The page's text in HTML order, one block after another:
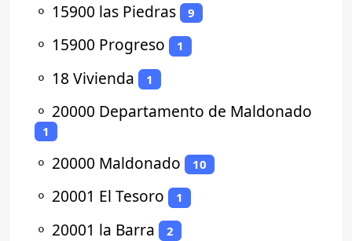
⚬ 15900 las Piedras 9
⚬ 15900 Progreso 1
⚬ 18 Vivienda 1
⚬ 20000 Departamento de Maldonado
1
⚬ 20000 Maldonado 10
⚬ 20001 El Tesoro 1
⚬ 20001 la Barra 2